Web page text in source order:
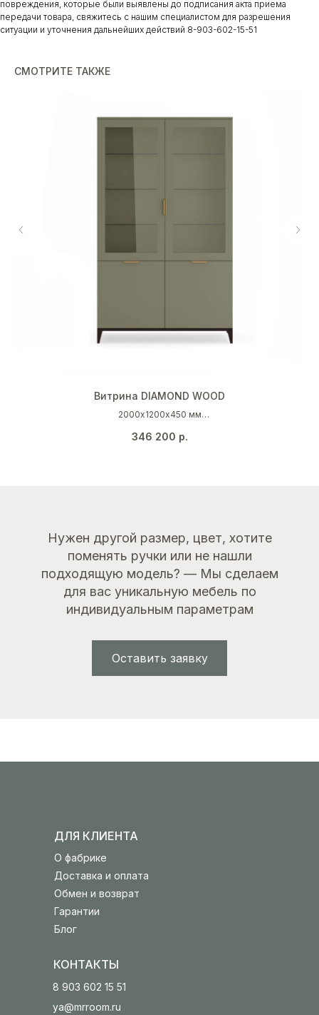
повреждения, которые были выявлены до подписания акта приема
передачи товара, свяжитесь с нашим специалистом для разрешения
ситуации и уточнения дальнейших действий 8-903-602-15-51
СМОТРИТЕ ТАКЖЕ
Витрина DIAMOND WOOD
2000х1200х450 мм
Темный дуб
346 200 р.
Нужен другой размер, цвет, хотите
поменять ручки или не нашли
подходящую модель? — Мы сделаем
для вас уникальную мебель по
индивидуальным параметрам
Оставить заявку
Блог
Гарантии
Обмен и возврат
Доставка и оплата
О фабрике
ДЛЯ КЛИЕНТА
КОНТАКТЫ
8 903 602 15 51
ya@mrroom.ru